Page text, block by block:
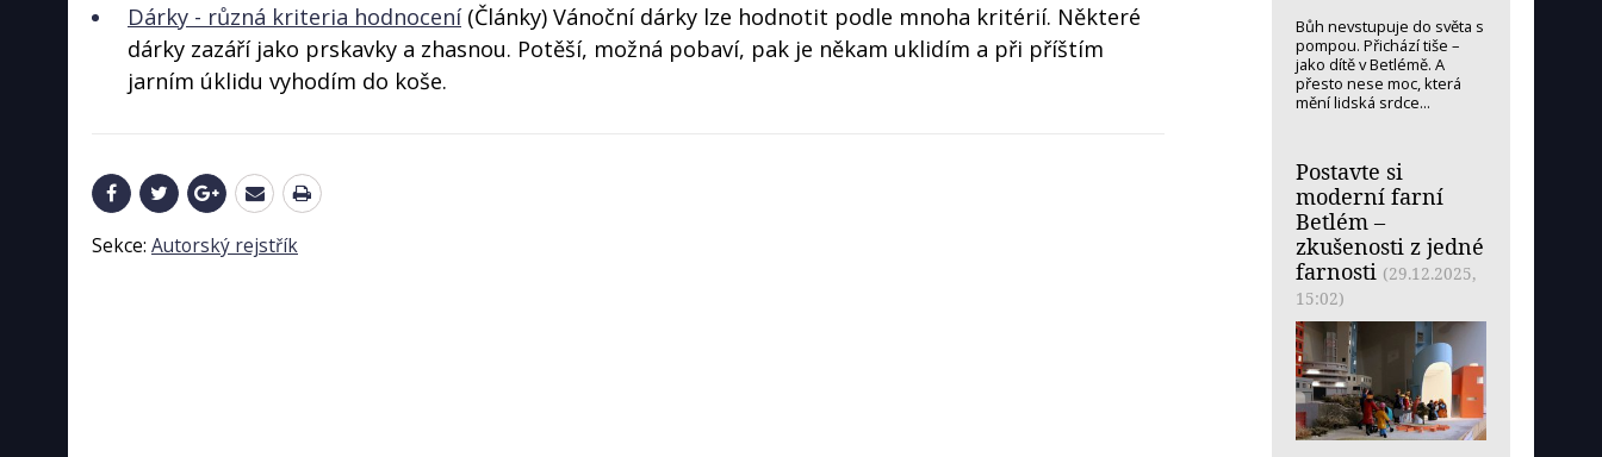
Dárky - různá kriteria hodnocení(Články) Vánoční dárky lze hodnotit podle mnoha kritérií. Některé
dárky zazáří jako prskavky a zhasnou. Potěší, možná pobaví, pak je někam uklidím a při příštím
jarním úklidu vyhodím do koše.
Sekce: Autorský rejstřík
Bůh nevstupuje do světa s
pompou. Přichází tiše –
jako dítě v Betlémě. A
přesto nese moc, která
mění lidská srdce...
Postavte si
moderní farní
Betlém –
zkušenosti z jedné
farnosti (29.12.2025,
15:02)